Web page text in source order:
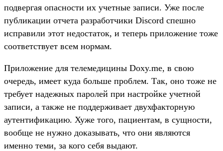
подвергая опасности их учетные записи. Уже после
публикации отчета разработчики Discord спешно
исправили этот недостаток, и теперь приложение тоже
соответствует всем нормам.
Приложение для телемедицины Doxy.me, в свою
очередь, имеет куда больше проблем. Так, оно тоже не
требует надежных паролей при настройке учетной
записи, а также не поддерживает двухфакторную
аутентификацию. Хуже того, пациентам, в сущности,
вообще не нужно доказывать, что они являются
именно теми, за кого себя выдают.